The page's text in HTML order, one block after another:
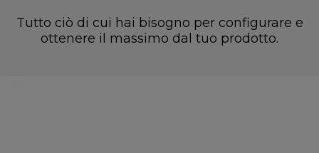
Tutto ciò di cui hai bisogno per configurare e
ottenere il massimo dal tuo prodotto.